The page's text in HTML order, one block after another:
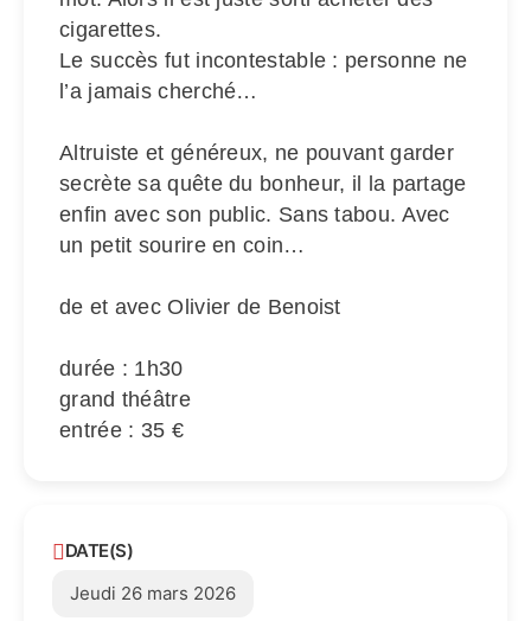
cigarettes.
Le succès fut incontestable : personne ne
l’a jamais cherché…
Altruiste et généreux, ne pouvant garder
secrète sa quête du bonheur, il la partage
enfin avec son public. Sans tabou. Avec
un petit sourire en coin…
de et avec Olivier de Benoist
durée : 1h30
grand théâtre
entrée : 35 €
DATE(S)
Jeudi 26 mars 2026